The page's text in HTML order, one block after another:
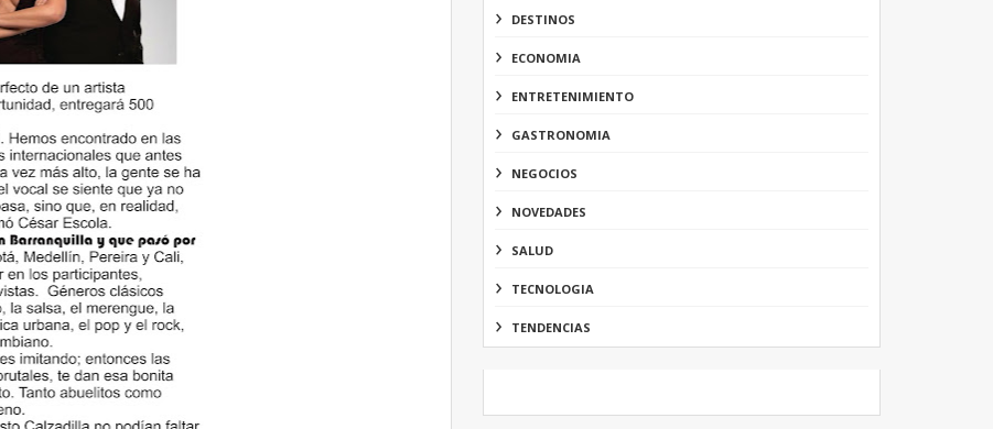
DESTINOS
ECONOMIA
ENTRETENIMIENTO
GASTRONOMIA
NEGOCIOS
NOVEDADES
SALUD
TECNOLOGIA
TENDENCIAS